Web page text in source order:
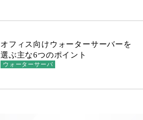
オフィス向けウォーターサーバーを
選ぶ主な6つのポイント
ウォーターサーバ